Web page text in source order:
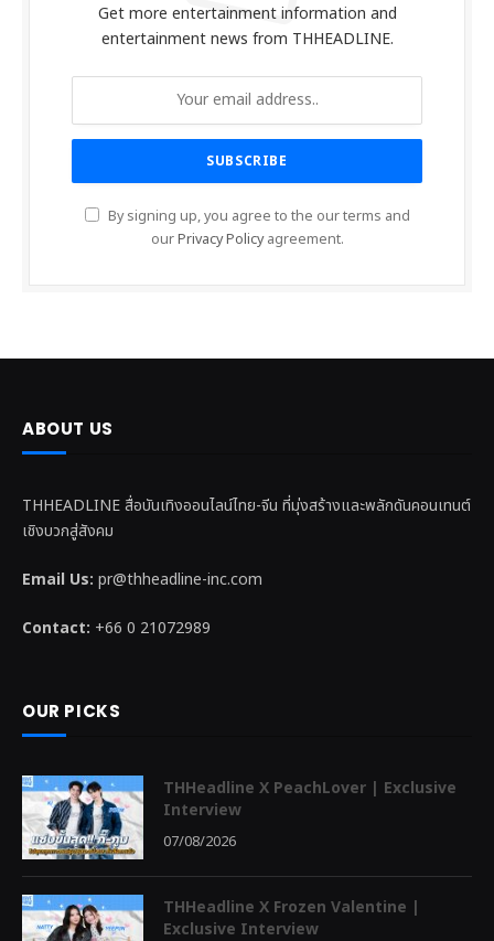
Get more entertainment information and
entertainment news from THHEADLINE.
By signing up, you agree to the our terms and
ourPrivacy Policyagreement.
ABOUT US
THHEADLINE สื่อบันเทิงออนไลน์ไทย-จีน ที่มุ่งสร้างและพลักดันคอนเทนต์
เชิงบวกสู่สังคม
Email Us: pr@thheadline-inc.com
Contact: +66 0 21072989
OUR PICKS
THHeadline X PeachLover | Exclusive
Interview
07/08/2026
THHeadline X Frozen Valentine |
Exclusive Interview